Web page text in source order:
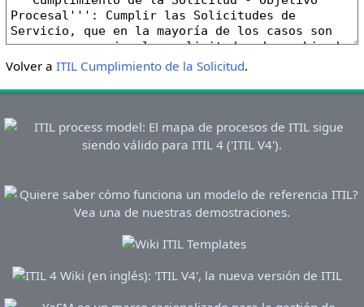
Volver a ITIL Cumplimiento de la Solicitud.